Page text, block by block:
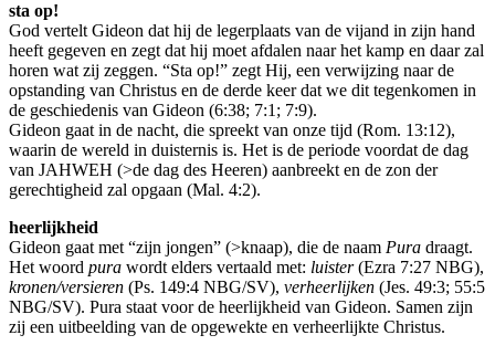
sta op!
God vertelt Gideon dat hij de legerplaats van de vijand in zijn hand
heeft gegeven en zegt dat hij moet afdalen naar het kamp en daar zal
horen wat zij zeggen. “Sta op!” zegt Hij, een verwijzing naar de
opstanding van Christus en de derde keer dat we dit tegenkomen in
de geschiedenis van Gideon (6:38; 7:1; 7:9).
Gideon gaat in de nacht, die spreekt van onze tijd (Rom. 13:12),
waarin de wereld in duisternis is. Het is de periode voordat de dag
van JAHWEH (>de dag des Heeren) aanbreekt en de zon der
gerechtigheid zal opgaan (Mal. 4:2).
heerlijkheid
Gideon gaat met “zijn jongen” (>knaap), die de naam Pura draagt.
Het woord pura wordt elders vertaald met: luister(Ezra 7:27 NBG),
kronen/versieren (Ps. 149:4 NBG/SV), verheerlijken (Jes. 49:3; 55:5
NBG/SV). Pura staat voor de heerlijkheid van Gideon. Samen zijn
zij een uitbeelding van de opgewekte en verheerlijkte Christus.